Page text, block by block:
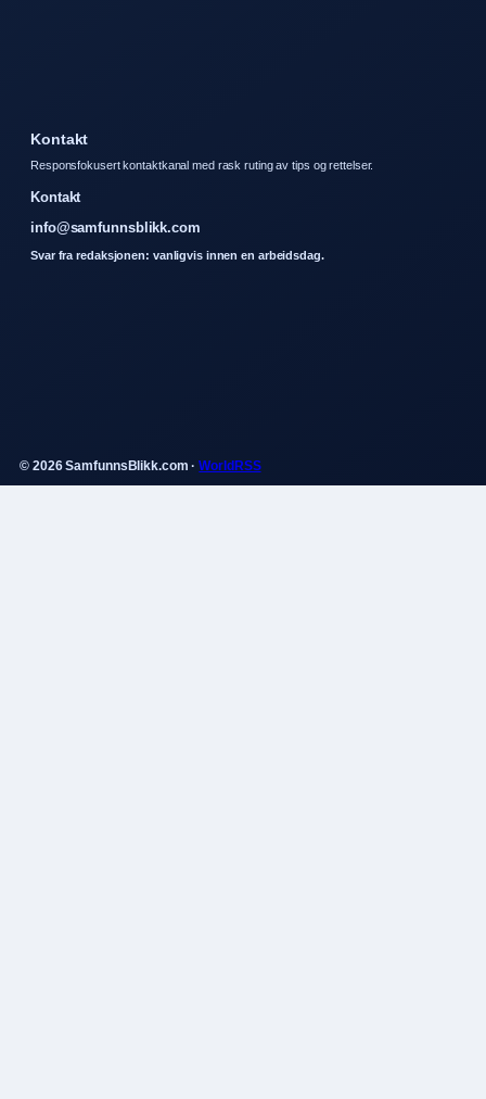
Kontakt
Responsfokusert kontaktkanal med rask ruting av tips og rettelser.
Kontakt
info@samfunnsblikk.com
Svar fra redaksjonen: vanligvis innen en arbeidsdag.
© 2026 SamfunnsBlikk.com ·WorldRSS